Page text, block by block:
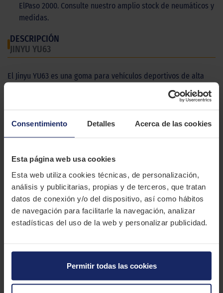
Consentimiento Detalles Acerca de las cookies
Esta página web usa cookies
Esta web utiliza cookies técnicas, de personalización,
análisis y publicitarias, propias y de terceros, que tratan
datos de conexión y/o del dispositivo, así como hábitos
de navegación para facilitarle la navegación, analizar
estadísticas del uso de la web y personalizar publicidad.
Permitir todas las cookies
ElPaso 2000. Consulte nuestro amplio stock de neumáticos y
medidas.
DESCRIPCIÓN
JINYU YU63
El Jinyu YU63 es una goma para vehículos deportivos de alta
gama que destaca por su estabilidad a altas velocidades.
Marca
Modelo
YU63
Estación
Verano
Tipo conducción
62 MEDIDAS PARA EL NEUMÁTICO
Filtrar por medida